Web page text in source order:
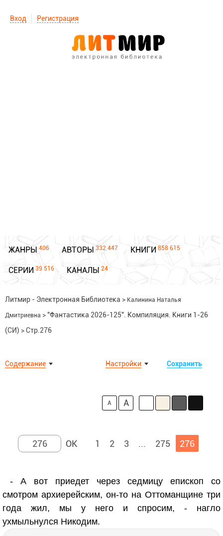
Вход Регистрация
ЖАНРЫ 406 АВТОРЫ 332 447 КНИГИ 858 615
СЕРИИ 39 516 КАНАЛЫ 24
Литмир - Электронная Библиотека > Калинина Наталья
Дмитриевна >"Фантастика 2026-125". Компиляция. Книги 1-26
(СИ) >Стр.276
Содержание Сохранить
Настройки
A A
1 2 3 ... 275 276
- А вот приедет через седмицу епископ со
смотром архиерейским, он-то на Оттоманщине три
года жил, мы у него и спросим, - нагло
ухмыльнулся Никодим.